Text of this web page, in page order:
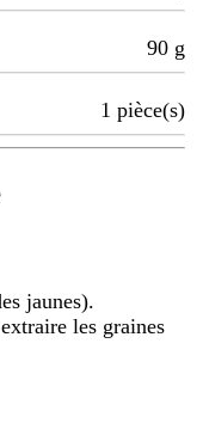
90 g
1 pièce(s)
jaunes).
les graines